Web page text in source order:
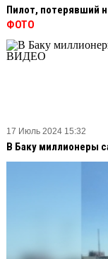
Пилот, потерявший
ФОТО
17 Июль 2024 15:32
В Баку миллионеры